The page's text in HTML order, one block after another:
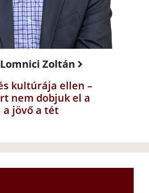
Zoltán
kultúrája ellen –
nem dobjuk el a
jövő a tét